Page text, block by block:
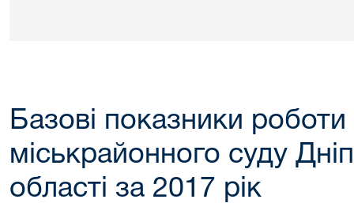
Базові показники
міськрайонного суду
області за 2017 рік